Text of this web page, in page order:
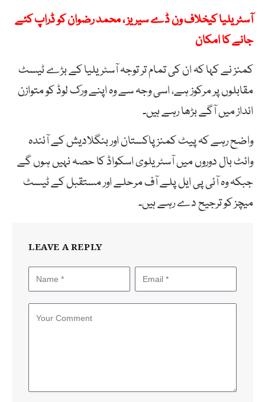
آسٹریلیا کیخلاف ون ڈے سیریز ، محمد رضوان کو ڈراپ کئے
جانے کا امکان
کمنز نے کہا کہ ان کی تمام تر توجہ آسٹریلیا کے بڑے ٹیسٹ
مقابلوں پر مرکوز ہے، اسی وجہ سے وہ اپنے ورک لوڈ کو متوازن
انداز میں آگے بڑھا رہے ہیں۔
واضح رہے کہ پیٹ کمنز پاکستان اور بنگلادیش کے آئندہ
وائٹ بال دوروں میں آسٹریلوی اسکواڈ کا حصہ نہیں ہوں گے
جبکہ وہ آئی پی ایل پلے آف مرحلے اور مستقبل کے ٹیسٹ
میچز کو ترجیح دے رہے ہیں۔
LEAVE A REPLY